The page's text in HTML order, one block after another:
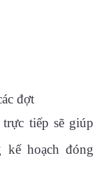
đợt
tiếp sẽ giúp
kế hoạch đóng